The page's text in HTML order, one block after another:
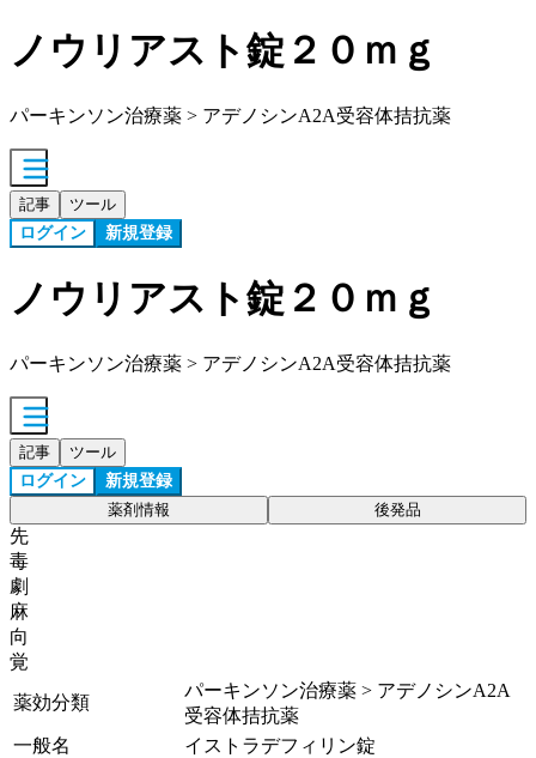
ノウリアスト錠２０ｍｇ
パーキンソン治療薬 > アデノシンA2A受容体拮抗薬
記事 ツール
ログイン 新規登録
ノウリアスト錠２０ｍｇ
パーキンソン治療薬 > アデノシンA2A受容体拮抗薬
記事 ツール
ログイン 新規登録
薬剤情報 後発品
先
毒
劇
麻
向
覚
薬効分類
パーキンソン治療薬 > アデノシンA2A
受容体拮抗薬
一般名
イストラデフィリン錠